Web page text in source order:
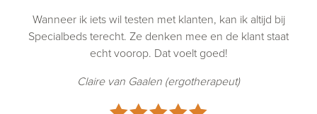
Wanneer ik iets wil testen met klanten, kan ik altijd bij
Specialbeds terecht. Ze denken mee en de klant staat
echt voorop. Dat voelt goed!
Claire van Gaalen (ergotherapeut)